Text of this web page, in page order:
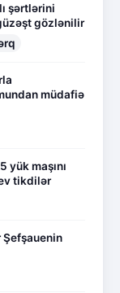
şərtlərini
gözlənilir
müdafiə
maşını
tikdilər
Şefşauenin